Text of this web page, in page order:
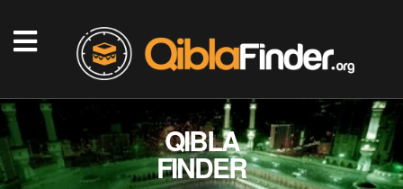
QIBLA
FINDER